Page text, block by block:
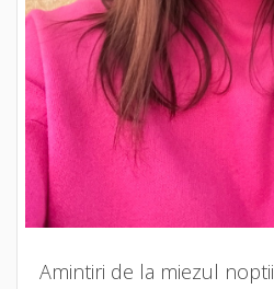
Amintiri de la miezul noptii